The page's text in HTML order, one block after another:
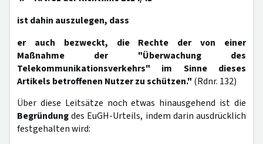
ist dahin auszulegen, dass
er auch bezweckt, die Rechte der von einer
Maßnahme der "Überwachung des
Telekommunikationsverkehrs" im Sinne dieses
Artikels betroffenen Nutzer zu schützen." (Rdnr. 132)
Über diese Leitsätze noch etwas hinausgehend ist die
Begründungdes EuGH-Urteils, indem darin ausdrücklich
festgehalten wird: